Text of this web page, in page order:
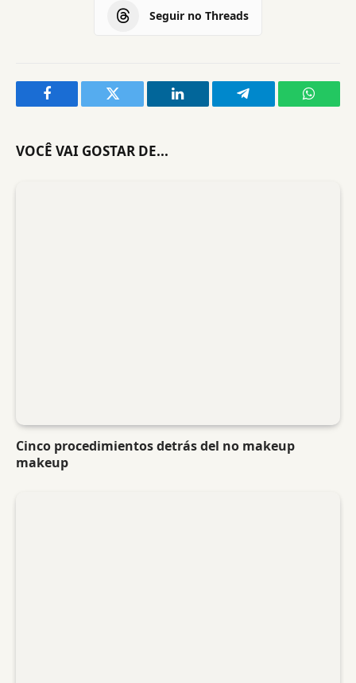
Seguir no Threads
Facebook Twitter LinkedIn Telegram
VOCÊ VAI GOSTAR DE...
Cinco procedimientos detrás del no makeup
makeup